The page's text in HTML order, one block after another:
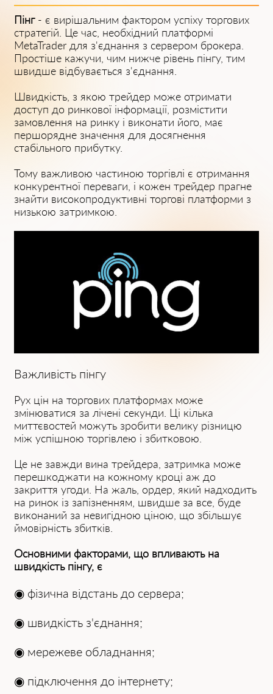
Пінг - є вирішальним фактором успіху торгових
стратегій. Це час, необхідний платформі
MetaTrader для з'єднання з сервером брокера.
Простіше кажучи, чим нижче рівень пінгу, тим
швидше відбувається з'єднання.
Швидкість, з якою трейдер може отримати
доступ до ринкової інформації, розмістити
замовлення на ринку і виконати його, має
першорядне значення для досягнення
стабільного прибутку.
Тому важливою частиною торгівлі є отримання
конкурентної переваги, і кожен трейдер прагне
знайти високопродуктивні торгові платформи з
низькою затримкою.
Важливість пінгу
Рух цін на торгових платформах може
змінюватися за лічені секунди. Ці кілька
миттєвостей можуть зробити велику різницю
між успішною торгівлею і збитковою.
Це не завжди вина трейдера, затримка може
перешкоджати на кожному кроці аж до
закриття угоди. На жаль, ордер, який надходить
на ринок із запізненням, швидше за все, буде
виконаний за невигідною ціною, що збільшує
ймовірність збитків.
Основними факторами, що впливають на
швидкість пінгу, є
◉ фізична відстань до сервера;
◉ швидкість з'єднання;
◉ мережеве обладнання;
◉ підключення до інтернету;